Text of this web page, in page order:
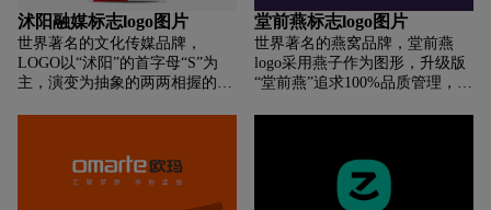
约却不简单。
技、创新、创造、突破。让其更
稳重大气，具科技、创新又不失
稳重。
沭阳融媒标志logo图片
世界著名的文化传媒品牌，
LOGO以“沭阳”的首字母“S”为
主，演变为抽象的两两相握的手
我们将“花朵”、“纽带”等元素简
洁抽象的融入其中，花乡沭阳，
以花为媒，寓意沭阳融媒为人
堂前燕标志logo图片
世界著名的燕窝品牌，堂前燕
logo采用燕子作为图形，升级版
“堂前燕”追求100%品质管理，碗
封成型、再用121度高温杀菌炖
蒸1140秒，让消费者开碗就能
吃。因为是在企业中央工厂经过